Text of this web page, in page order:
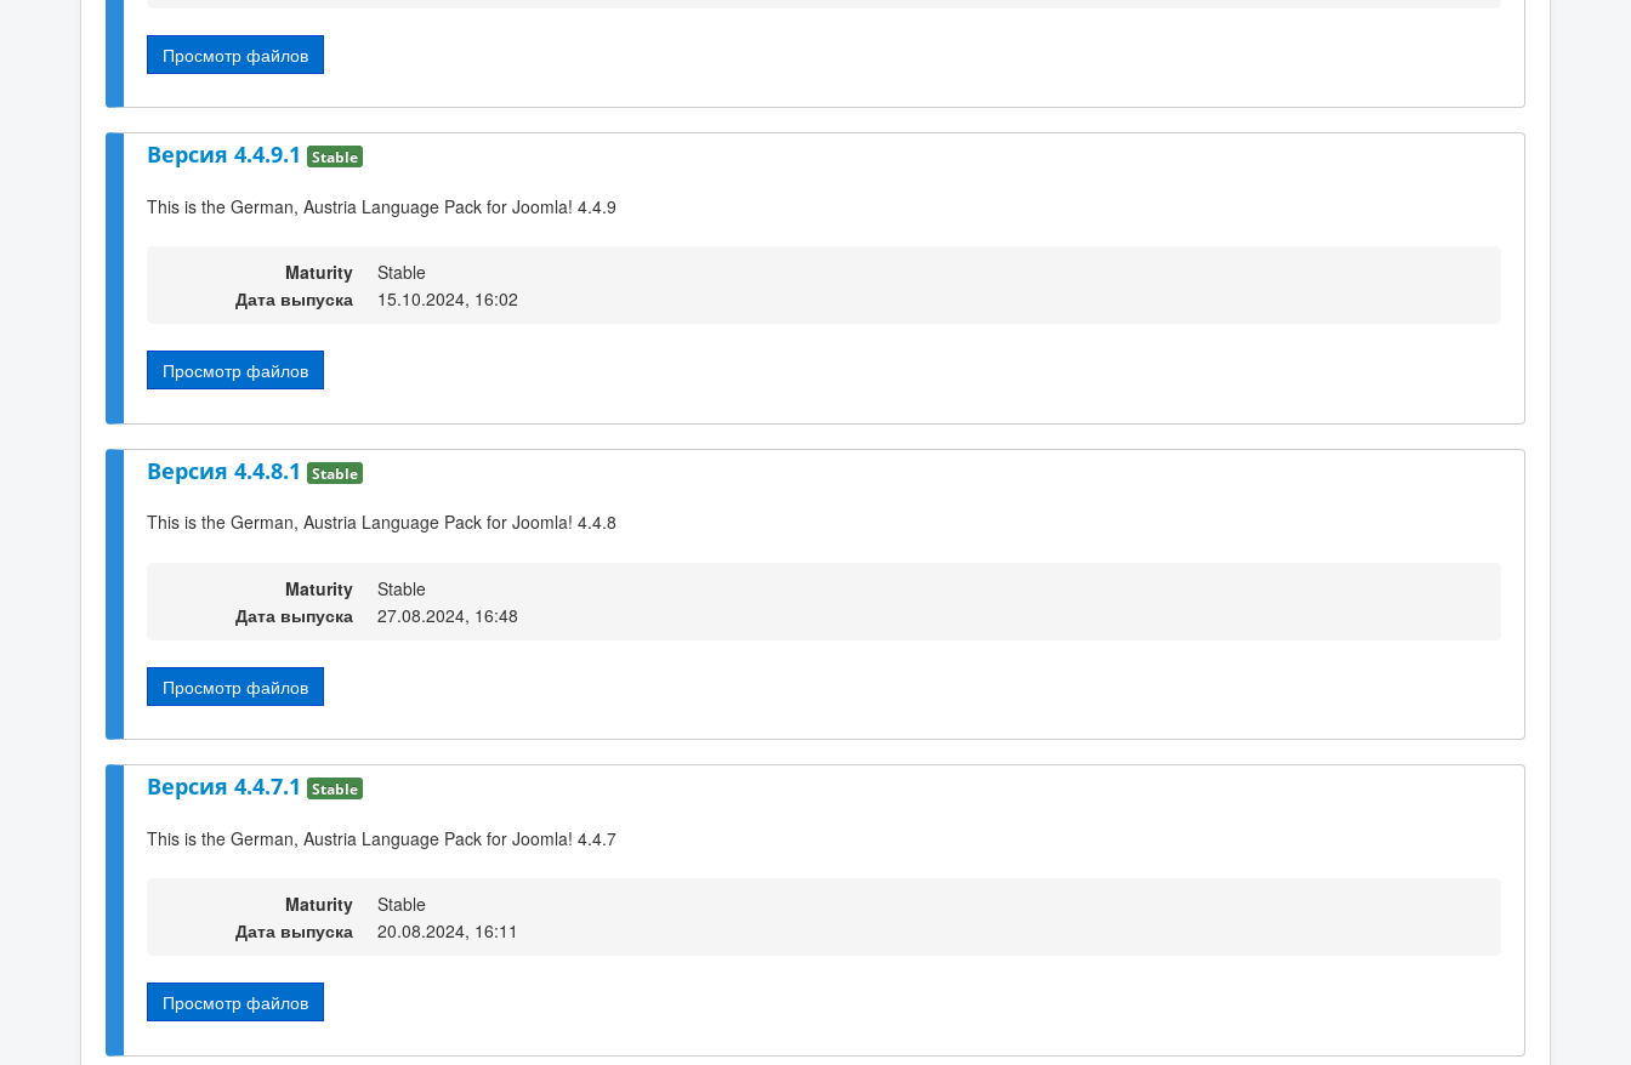
Просмотр файлов
Версия 4.4.9.1 Stable
This is the German, Austria Language Pack for Joomla! 4.4.9
Maturity
Stable
Дата выпуска
15.10.2024, 16:02
Просмотр файлов
Версия 4.4.8.1 Stable
This is the German, Austria Language Pack for Joomla! 4.4.8
Maturity
Stable
Дата выпуска
27.08.2024, 16:48
Просмотр файлов
Версия 4.4.7.1 Stable
This is the German, Austria Language Pack for Joomla! 4.4.7
Maturity
Stable
Дата выпуска
20.08.2024, 16:11
Просмотр файлов